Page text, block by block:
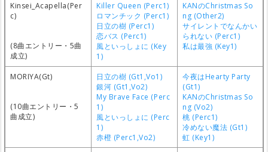
Kinsei_Acapella(Per
c)
(8曲エントリー・5曲
成立)
Killer Queen (Perc1)
ロマンチック (Perc1)
日立の樹 (Perc1)
恋バス (Perc1)
風といっしょに (Key
1)
KANのChristmas So
ng (Other2)
サイレントでなんかい
られない (Perc1)
私は最強 (Key1)
MORIYA(Gt)
(10曲エントリー・5
曲成立)
日立の樹 (Gt1,Vo1)
銀河 (Gt1,Vo2)
My Brave Face (Perc
1)
風といっしょに (Perc
1)
赤橙 (Perc1,Vo2)
今夜はHearty Party
(Gt1)
KANのChristmas So
ng (Vo2)
桃 (Perc1)
冷めない魔法 (Gt1)
虹 (Key1)